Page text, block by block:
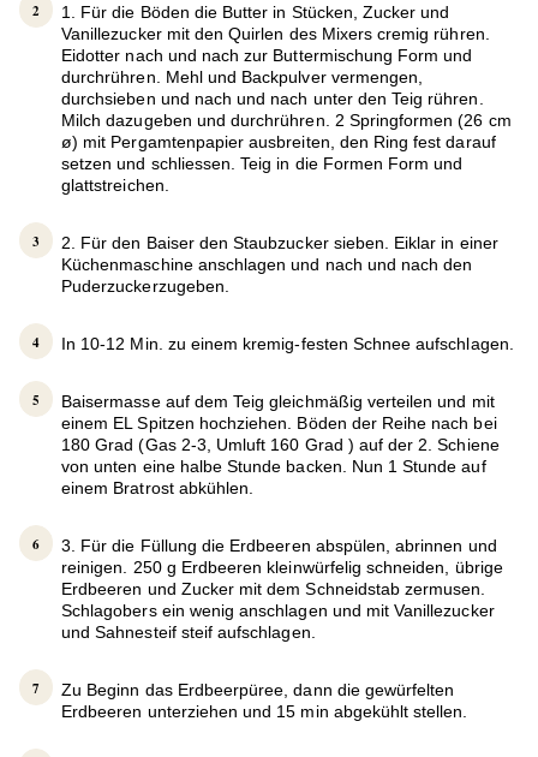
1. Für die Böden die Butter in Stücken, Zucker und
Vanillezucker mit den Quirlen des Mixers cremig rühren.
Eidotter nach und nach zur Buttermischung Form und
durchrühren. Mehl und Backpulver vermengen,
durchsieben und nach und nach unter den Teig rühren.
Milch dazugeben und durchrühren. 2 Springformen (26 cm
ø) mit Pergamtenpapier ausbreiten, den Ring fest darauf
setzen und schliessen. Teig in die Formen Form und
glattstreichen.
2. Für den Baiser den Staubzucker sieben. Eiklar in einer
Küchenmaschine anschlagen und nach und nach den
Puderzuckerzugeben.
In 10-12 Min. zu einem kremig-festen Schnee aufschlagen.
Baisermasse auf dem Teig gleichmäßig verteilen und mit
einem EL Spitzen hochziehen. Böden der Reihe nach bei
180 Grad (Gas 2-3, Umluft 160 Grad ) auf der 2. Schiene
von unten eine halbe Stunde backen. Nun 1 Stunde auf
einem Bratrost abkühlen.
3. Für die Füllung die Erdbeeren abspülen, abrinnen und
reinigen. 250 g Erdbeeren kleinwürfelig schneiden, übrige
Erdbeeren und Zucker mit dem Schneidstab zermusen.
Schlagobers ein wenig anschlagen und mit Vanillezucker
und Sahnesteif steif aufschlagen.
Zu Beginn das Erdbeerpüree, dann die gewürfelten
Erdbeeren unterziehen und 15 min abgekühlt stellen.